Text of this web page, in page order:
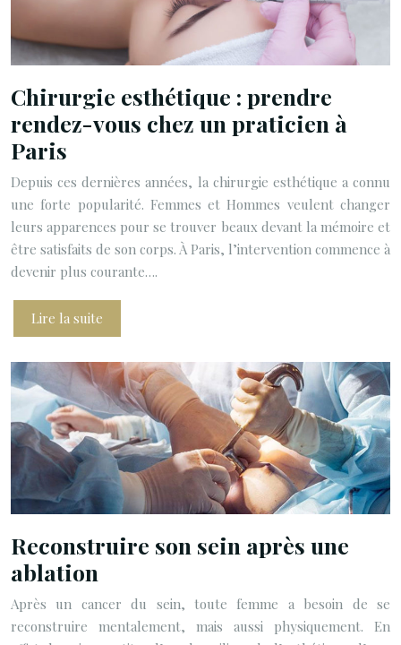
Chirurgie esthétique : prendre
rendez-vous chez un praticien à
Paris
Depuis ces dernières années, la chirurgie esthétique a connu
une forte popularité. Femmes et Hommes veulent changer
leurs apparences pour se trouver beaux devant la mémoire et
être satisfaits de son corps. À Paris, l’intervention commence à
devenir plus courante….
Lire la suite
Reconstruire son sein après une
ablation
Après un cancer du sein, toute femme a besoin de se
reconstruire mentalement, mais aussi physiquement. En